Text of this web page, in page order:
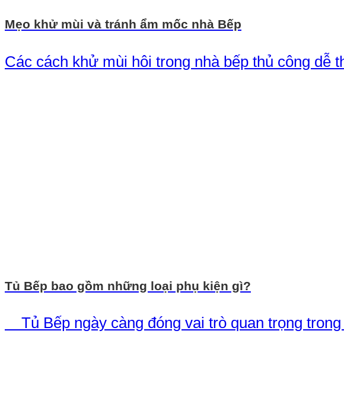
Mẹo khử mùi và tránh ẩm mốc nhà Bếp
Các cách khử mùi hôi trong nhà bếp thủ công dễ
Tủ Bếp bao gồm những loại phụ kiện gì?
Tủ Bếp ngày càng đóng vai trò quan trọng trong